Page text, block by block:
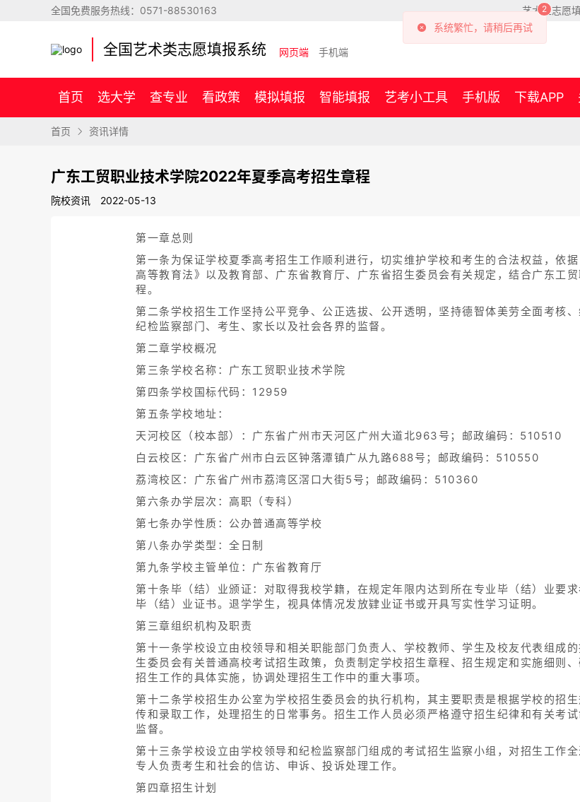
全国免费服务热线： 0571-88530163 艺术生志愿
全国艺术类志愿填报系统 网页端 手机端
首页 选大学 查专业 看政策 模拟填报 智能填报 艺考小工具 手机版 下载APP
首页 资讯详情
广东工贸职业技术学院2022年夏季高考招生章程
院校资讯 2022-05-13
第一章总则
第一条为保证学校夏季高考招生工作顺利进行，切实维护学校和考生的合法权益，依
高等教育法》以及教育部、广东省教育厅、广东省招生委员会有关规定，结合广东工
程。
第二条学校招生工作坚持公平竞争、公正选拔、公开透明，坚持德智体美劳全面考核
纪检监察部门、考生、家长以及社会各界的监督。
第二章学校概况
第三条学校名称：广东工贸职业技术学院
第四条学校国标代码：12959
第五条学校地址：
天河校区（校本部）：广东省广州市天河区广州大道北963号；邮政编码：510510
白云校区：广东省广州市白云区钟落潭镇广从九路688号；邮政编码：510550
荔湾校区：广东省广州市荔湾区滘口大街5号；邮政编码：510360
第六条办学层次：高职（专科）
第七条办学性质：公办普通高等学校
第八条办学类型：全日制
第九条学校主管单位：广东省教育厅
第十条毕（结）业颁证：对取得我校学籍，在规定年限内达到所在专业毕（结）业要
毕（结）业证书。退学学生，视具体情况发放肄业证书或开具写实性学习证明。
第三章组织机构及职责
第十一条学校设立由校领导和相关职能部门负责人、学校教师、学生及校友代表组成
生委员会有关普通高校考试招生政策，负责制定学校招生章程、招生规定和实施细则
招生工作的具体实施，协调处理招生工作中的重大事项。
第十二条学校招生办公室为学校招生委员会的执行机构，其主要职责是根据学校的招
传和录取工作，处理招生的日常事务。招生工作人员必须严格遵守招生纪律和有关考
监督。
第十三条学校设立由学校领导和纪检监察部门组成的考试招生监察小组，对招生工作
专人负责考生和社会的信访、申诉、投诉处理工作。
第四章招生计划